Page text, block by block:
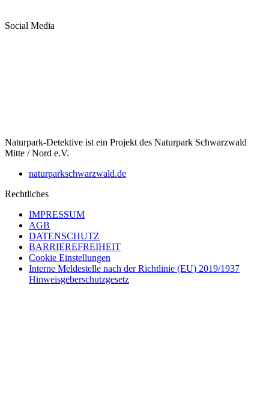
Social Media
Naturpark-Detektive ist ein Projekt des Naturpark Schwarzwald
Mitte / Nord e.V.
naturparkschwarzwald.de
Rechtliches
IMPRESSUM
AGB
DATENSCHUTZ
BARRIEREFREIHEIT
Cookie Einstellungen
Interne Meldestelle nach der Richtlinie (EU) 2019/1937
Hinweisgeberschutzgesetz